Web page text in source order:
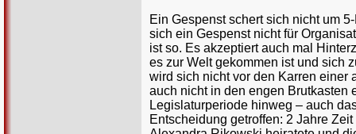
Ein Gespenst schert sich nicht um
sich ein Gespenst nicht für
ist so. Es akzeptiert auch mal
es zur Welt gekommen ist und sich
wird sich nicht vor den Karren einer
auch nicht in den engen Brutkasten
Legislaturperiode hinweg – auch
Entscheidung getroffen: 2 Jahre